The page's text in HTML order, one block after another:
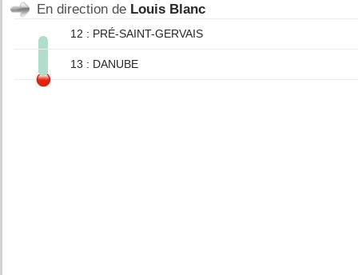
En direction de Louis Blanc
12 : PRÉ-SAINT-GERVAIS
13 : DANUBE